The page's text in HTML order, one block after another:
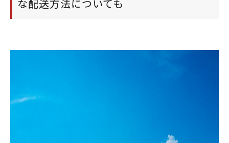
な配送方法についても